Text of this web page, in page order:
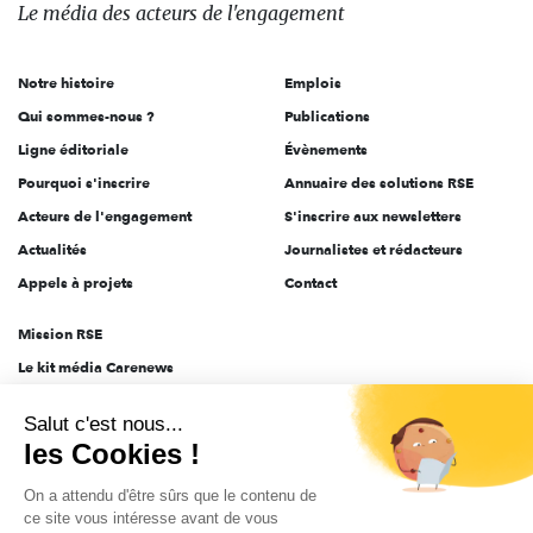
l'engagement
Le média des acteurs de l'engagement
Notre histoire
Qui sommes-nous ?
Ligne éditoriale
Pourquoi s'inscrire
Acteurs de l'engagement
Actualités
Appels à projets
Emplois
Publications
Évènements
Annuaire des solutions RSE
S'inscrire aux newsletters
Journalistes et rédacteurs
Contact
Mission RSE
Le kit média Carenews
AEF info
Novethic
PRODURABLE
Salut c'est nous...
les Cookies !
On a attendu d'être sûrs que le contenu de
ce site vous intéresse avant de vous